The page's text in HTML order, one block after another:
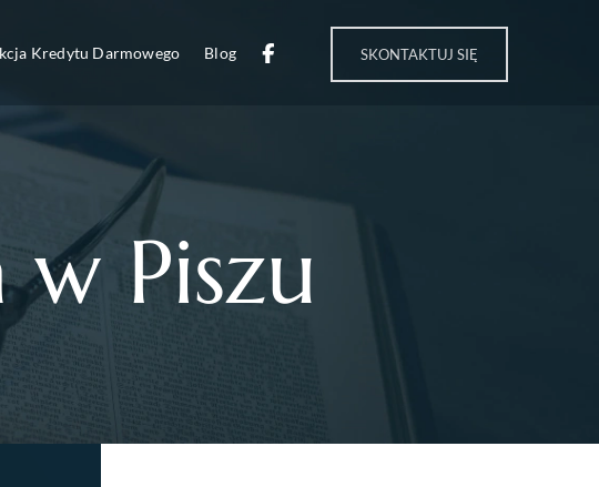
SKONTAKTUJ SIĘ
Kredytu Darmowego Blog
Piszu